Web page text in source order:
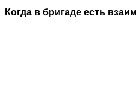
Когда в бригаде есть